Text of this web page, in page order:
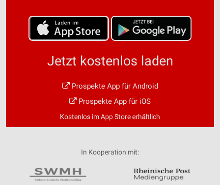
Jetzt kostenlos laden
Prospekte App für Android
Prospekte App für iOS
Kostenlos im App Store erhältlich
In Kooperation mit: